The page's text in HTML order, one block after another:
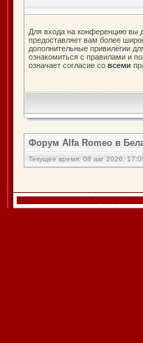
Для входа на конференцию вы
предоставляет вам более
дополнительные привилегии
ознакомиться с правилами и
означает согласие со всеми
Форум Alfa Romeo в
Текущее время: 08 авг 2026,